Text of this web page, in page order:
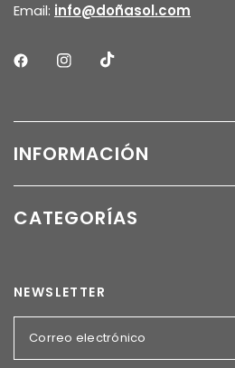
Email: info@doñasol.com
INFORMACIÓN
CATEGORÍAS
NEWSLETTER
Correo electrónico